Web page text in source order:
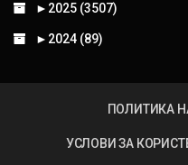
► 2025 (3507)
► 2024 (89)
ПОЛИТИКА
УСЛОВИ ЗА